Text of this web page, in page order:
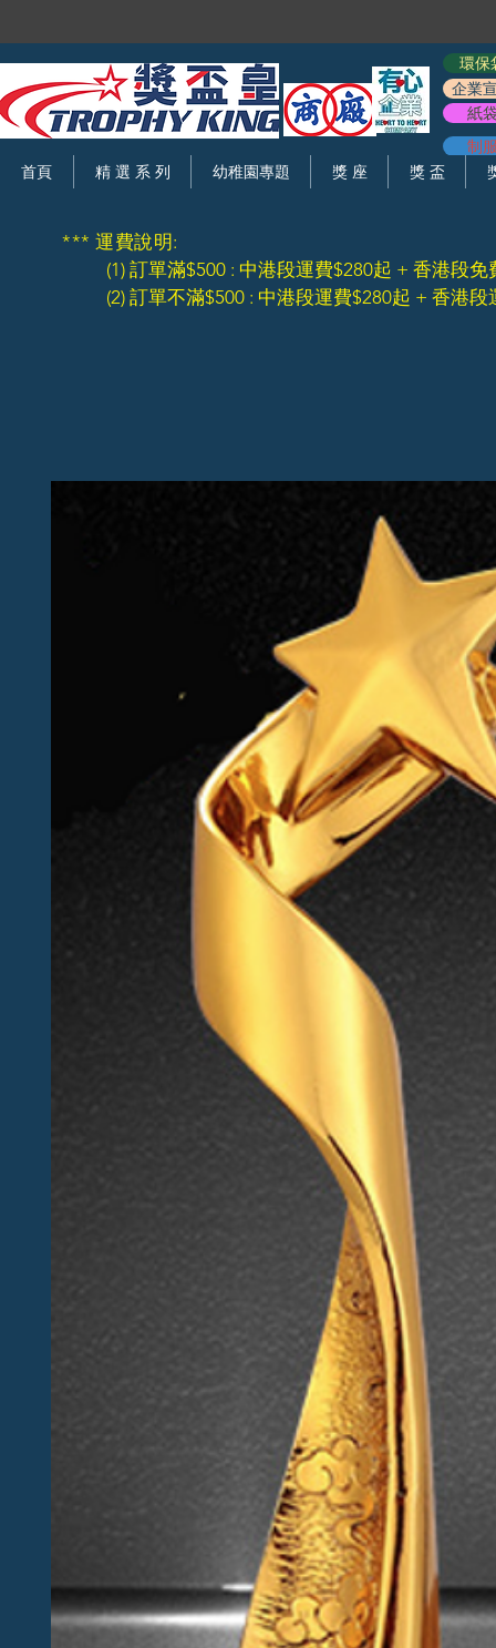
首頁 精 選 系 列 幼稚園專題 獎 座 獎 盃
環保
企業
紙
制
*** 運費說明:
(1) 訂單滿$500 : 中港段運費$280起 + 香港段免
(2) 訂單不滿$500 : 中港段運費$280起 + 香港段